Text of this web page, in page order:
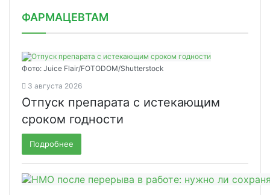
ФАРМАЦЕВТАМ
Фото: Juice Flair/FOTODOM/Shutterstoсk
3 августа 2026
Отпуск препарата с истекающим
сроком годности
Подробнее